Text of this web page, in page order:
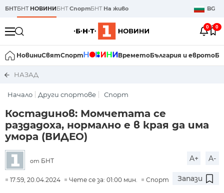
БНТБНТ НОВИНИБНТСпортБНТ На живо BG
0 0
НовиниСвятСпорт ВреметоБългария и еврото
НАЗАД
Начало Други спортове Спорт
Костадинов: Момчетата се
раздадоха, нормално е в края да има
умора (ВИДЕО)
от БНТ A+ A-
17:59, 20.04.2024 Чете се за: 01:00 мин. Спорт Запази